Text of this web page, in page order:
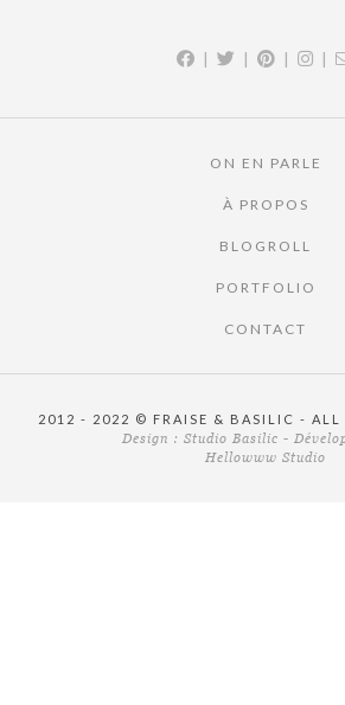
| | | |
ON EN PARLE
À PROPOS
BLOGROLL
PORTFOLIO
CONTACT
2012 - 2022 © FRAISE & BASILIC - ALL
Design : Studio Basilic -
Hellowww Studio